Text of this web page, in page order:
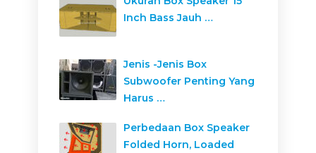
Inch Bass Jauh …
Jenis -Jenis Box
Subwoofer Penting Yang
Harus …
Perbedaan Box Speaker
Folded Horn, Loaded